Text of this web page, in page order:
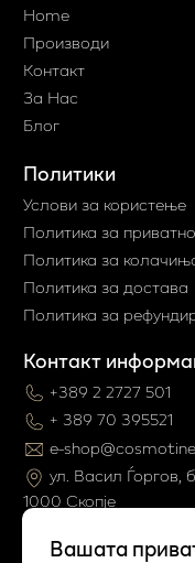
Вашата
Home
Производи
Контакт
За Нас
Блог
Политики
Услови за користење
Политика за
Политика за
Политика за достава
Политика за
Контакт
+389 2 2727 501
+ 389 70 395521
e-
ул. Васил Ѓоргов,
1000 Скопје